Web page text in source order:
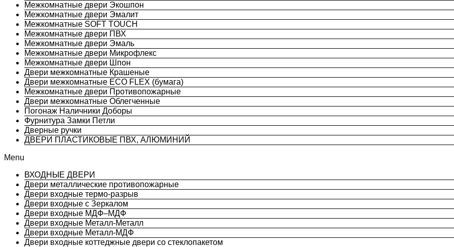
Межкомнатные двери Экошпон
Межкомнатные двери Эмалит
Межкомнатные SOFT TOUCH
Межкомнатные двери ПВХ
Межкомнатные двери Эмаль
Межкомнатные двери Микрофлекс
Межкомнатные двери Шпон
Двери межкомнатные Крашеные
Двери межкомнатные ECO FLEX (бумага)
Межкомнатные двери Противопожарные
Двери межкомнатные Облегченные
Погонаж Наличники Доборы
Фурнитура Замки Петли
Дверные ручки
ДВЕРИ ПЛАСТИКОВЫЕ ПВХ, АЛЮМИНИЙ
Menu
ВХОДНЫЕ ДВЕРИ
Двери металлические противопожарные
Двери входные термо-разрыв
Двери входные с Зеркалом
Двери входные МДФ–МДФ
Двери входные Металл-Металл
Двери входные Металл-МДФ
Двери входные коттеджные двери со стеклопакетом